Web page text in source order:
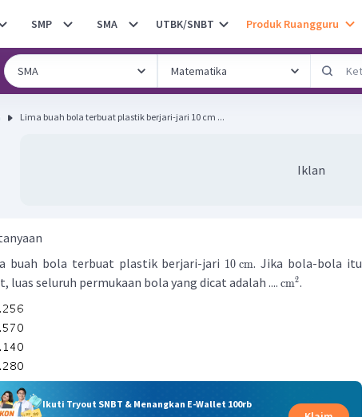
SMP SMA UTBK/SNBT Produk Ruangguru
Lima buah bola terbuat plastik berjari-jari 10 cm ...
Iklan
buah bola terbuat plastik berjari-jari 10 cm. Jika bola-bola itu
luas seluruh permukaan bola yang dicat adalah .... cm2.
Ikuti Tryout SNBT & Menangkan E-Wallet 100rb